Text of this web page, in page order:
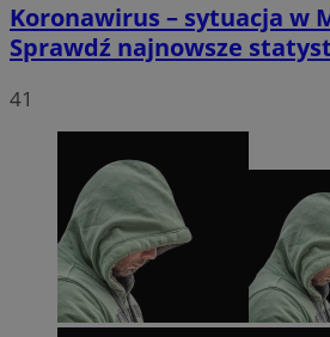
Koronawirus – sytuacja w
Sprawdź najnowsze
41
suid
INGRESSCOOKIE